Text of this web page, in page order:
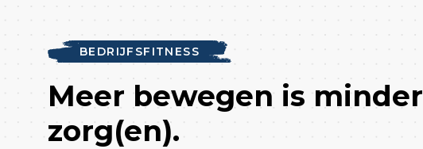
BEDRIJFSFITNESS
Meer bewegen is minder
zorg(en).